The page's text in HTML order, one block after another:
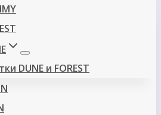
DUNE и FOREST